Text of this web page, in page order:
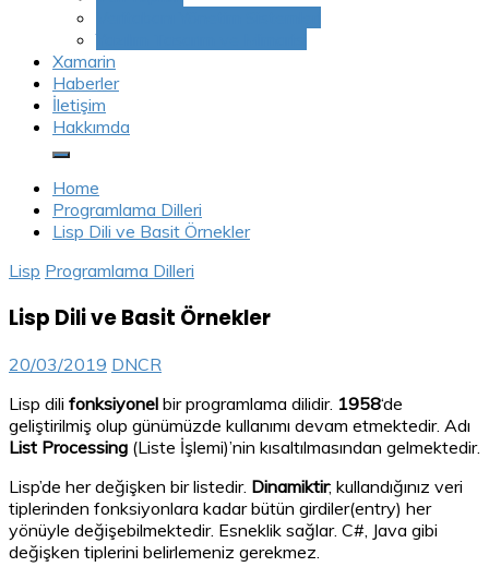
Xamarin
Haberler
İletişim
Hakkımda
Home
Programlama Dilleri
Lisp Dili ve Basit Örnekler
Lisp Programlama Dilleri
Lisp Dili ve Basit Örnekler
20/03/2019 DNCR
Lisp dili fonksiyonel bir programlama dilidir. 1958‘de
geliştirilmiş olup günümüzde kullanımı devam etmektedir. Adı
List Processing (Liste İşlemi)’nin kısaltılmasından gelmektedir.
Lisp’de her değişken bir listedir. Dinamiktir; kullandığınız veri
tiplerinden fonksiyonlara kadar bütün girdiler(entry) her
yönüyle değişebilmektedir. Esneklik sağlar. C#, Java gibi
değişken tiplerini belirlemeniz gerekmez.